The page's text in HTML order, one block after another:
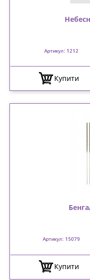
Артикул: 1212
Купити
Артикул: 15079
Купити